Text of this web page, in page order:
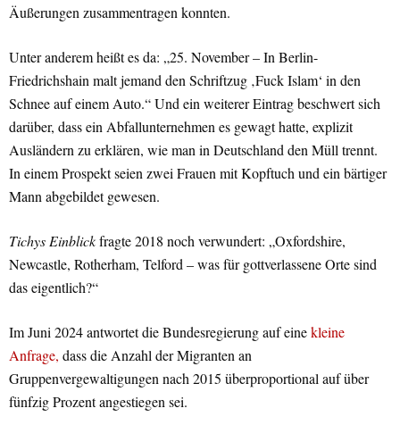
Äußerungen zusammentragen konnten.
Unter anderem heißt es da: „25. November – In Berlin-
Friedrichshain malt jemand den Schriftzug ‚Fuck Islam‘ in den
Schnee auf einem Auto.“ Und ein weiterer Eintrag beschwert sich
darüber, dass ein Abfallunternehmen es gewagt hatte, explizit
Ausländern zu erklären, wie man in Deutschland den Müll trennt.
In einem Prospekt seien zwei Frauen mit Kopftuch und ein bärtiger
Mann abgebildet gewesen.
Tichys Einblickfragte 2018 noch verwundert: „Oxfordshire,
Newcastle, Rotherham, Telford – was für gottverlassene Orte sind
das eigentlich?“
Im Juni 2024 antwortet die Bundesregierung auf einekleine
Anfrage, dass die Anzahl der Migranten an
Gruppenvergewaltigungen nach 2015 überproportional auf über
fünfzig Prozent angestiegen sei.